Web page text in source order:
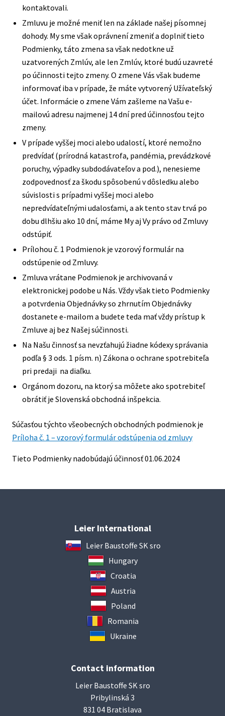
kontaktovali.
Zmluvu je možné meniť len na základe našej písomnej
dohody. My sme však oprávnení zmeniť a doplniť tieto
Podmienky, táto zmena sa však nedotkne už
uzatvorených Zmlúv, ale len Zmlúv, ktoré budú uzavreté
po účinnosti tejto zmeny. O zmene Vás však budeme
informovať iba v prípade, že máte vytvorený Užívateľský
účet. Informácie o zmene Vám zašleme na Vašu e-
mailovú adresu najmenej 14 dní pred účinnosťou tejto
zmeny.
V prípade vyššej moci alebo udalostí, ktoré nemožno
predvídať (prírodná katastrofa, pandémia, prevádzkové
poruchy, výpadky subdodávateľov a pod.), nenesieme
zodpovednosť za škodu spôsobenú v dôsledku alebo
súvislosti s prípadmi vyššej moci alebo
nepredvídateľnými udalosťami, a ak tento stav trvá po
dobu dlhšiu ako 10 dní, máme My aj Vy právo od Zmluvy
odstúpiť.
Prílohou č. 1 Podmienok je vzorový formulár na
odstúpenie od Zmluvy.
Zmluva vrátane Podmienok je archivovaná v
elektronickej podobe u Nás. Vždy však tieto Podmienky
a potvrdenia Objednávky so zhrnutím Objednávky
dostanete e-mailom a budete teda mať vždy prístup k
Zmluve aj bez Našej súčinnosti.
Na Našu činnosť sa nevzťahujú žiadne kódexy správania
podľa § 3 ods. 1 písm. n) Zákona o ochrane spotrebiteľa
pri predaji na diaľku.
Orgánom dozoru, na ktorý sa môžete ako spotrebiteľ
obrátiť je Slovenská obchodná inšpekcia.
Súčasťou týchto všeobecných obchodných podmienok je
Príloha č. 1 – vzorový formulár odstúpenia od zmluvy
Tieto Podmienky nadobúdajú účinnosť 01.06.2024
Leier International
Leier Baustoffe SK sro
Hungary
Croatia
Austria
Poland
Romania
Ukraine
Contact information
Leier Baustoffe SK sro
Pribylinská 3
831 04 Bratislava